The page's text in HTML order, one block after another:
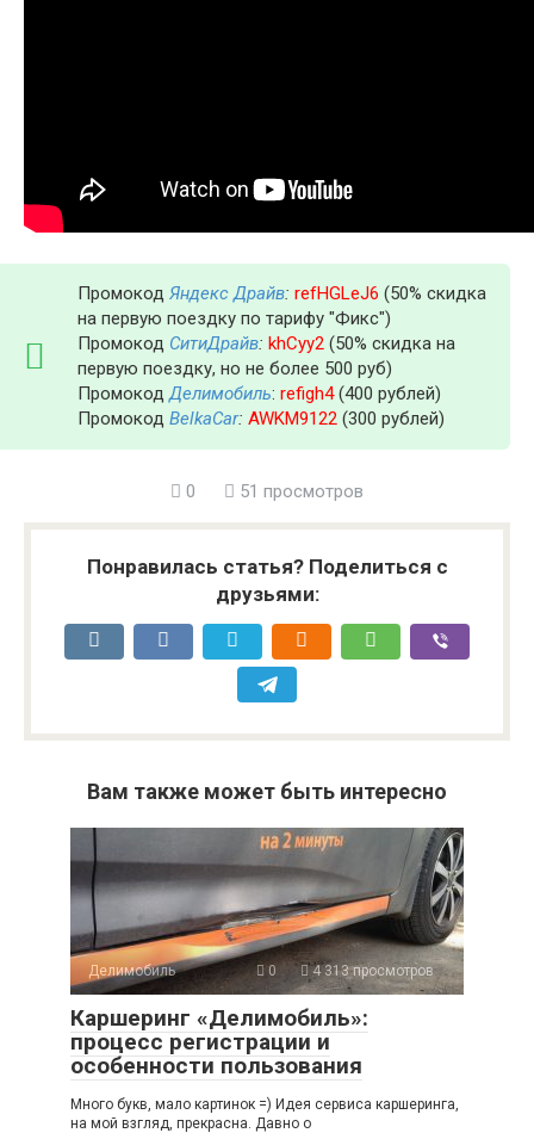
Промокод Яндекс Драйв: refHGLeJ6 (50% скидка
на первую поездку по тарифу "Фикс")
Промокод СитиДрайв: khCyy2 (50% скидка на
первую поездку, но не более 500 руб)
Промокод Делимобиль: refigh4(400 рублей)
Промокод BelkaCar: AWKM9122 (300 рублей)
0 51 просмотров
Понравилась статья? Поделиться с
друзьями:
Вам также может быть интересно
Делимобиль 0 4 313 просмотров
Каршеринг «Делимобиль»:
процесс регистрации и
особенности пользования
Много букв, мало картинок =) Идея сервиса каршеринга,
на мой взгляд, прекрасна. Давно о